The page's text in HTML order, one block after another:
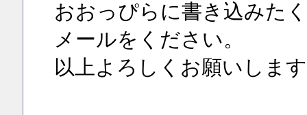
おおっぴらに書き込みた
メールをください。
以上よろしくお願いしま